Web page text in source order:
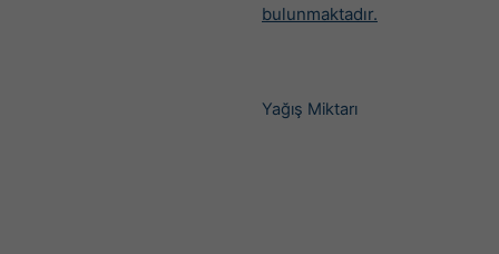
bulunmaktadır.
Yağış Miktarı